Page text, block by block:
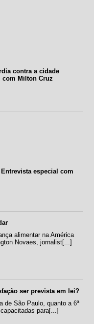
contra a cidade
com Milton Cruz
especial com
alimentar na América
Novaes, jornalist[...]
ser prevista em lei?
de São Paulo, quanto a 6ª
para[...]